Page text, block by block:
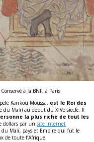
à la BNF, à Paris
Kankou Moussa, est le Roi des
du Mali) au début du XIVe siècle. Il
la plus riche de tout les
dollars par un site internet
du Mali, pays et Empire qui fut le
de toute l’Afrique.